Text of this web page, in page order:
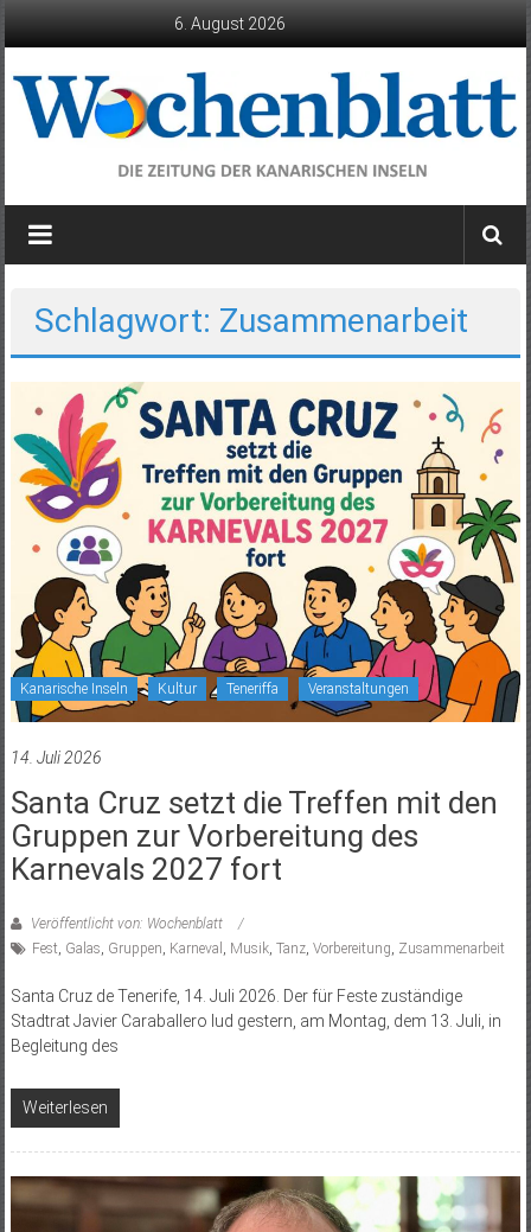
6. August 2026
Wochenblatt
die
Kanarischen
Inseln
Schlagwort: Zusammenarbeit
Kanarische Inseln Kultur Teneriffa Veranstaltungen
14. Juli 2026
Santa Cruz setzt die Treffen mit den
Gruppen zur Vorbereitung des
Karnevals 2027 fort
Veröffentlicht von: Wochenblatt
Fest Galas Gruppen Karneval Musik, Tanz, Vorbereitung Zusammenarbeit
Santa Cruz de Tenerife, 14. Juli 2026. Der für Feste zuständige
Stadtrat Javier Caraballero lud gestern, am Montag, dem 13. Juli, in
Begleitung des
Weiterlesen